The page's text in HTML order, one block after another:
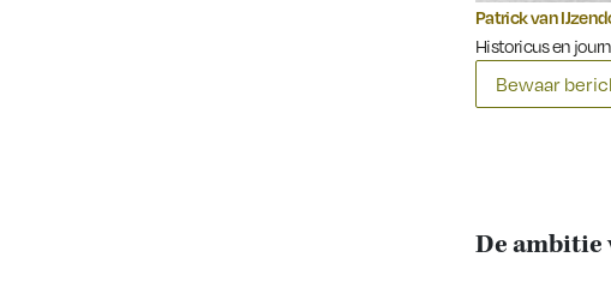
Patrick van
Historicus en
Bewaar
De